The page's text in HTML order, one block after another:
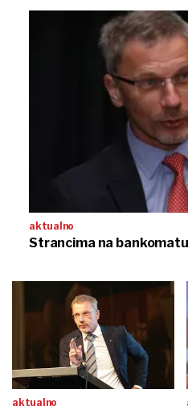
aktualno
Strancima na
aktualno